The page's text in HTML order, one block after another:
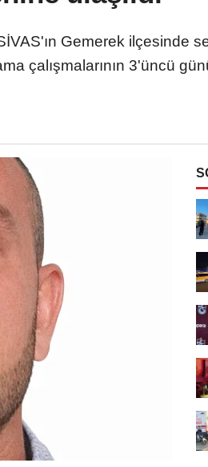
Gemerek ilçesinde
çalışmalarının 3'üncü